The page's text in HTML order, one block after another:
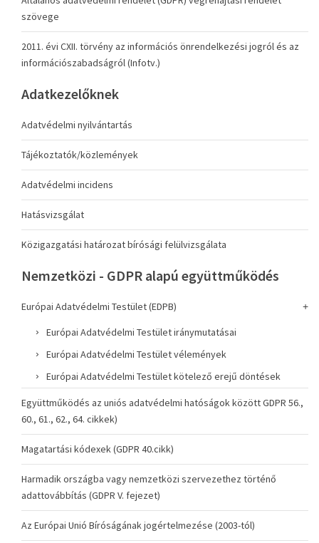
szövege
2011. évi CXII. törvény az információs önrendelkezési jogról és az
információszabadságról (Infotv.)
Adatkezelőknek
Adatvédelmi nyilvántartás
Tájékoztatók/közlemények
Adatvédelmi incidens
Hatásvizsgálat
Közigazgatási határozat bírósági felülvizsgálata
Nemzetközi - GDPR alapú együttműködés
Európai Adatvédelmi Testület (EDPB)
Európai Adatvédelmi Testület iránymutatásai
Európai Adatvédelmi Testület vélemények
Európai Adatvédelmi Testület kötelező erejű döntések
Együttműködés az uniós adatvédelmi hatóságok között GDPR 56.,
60., 61., 62., 64. cikkek)
Magatartási kódexek (GDPR 40.cikk)
Harmadik országba vagy nemzetközi szervezethez történő
adattovábbítás (GDPR V. fejezet)
Az Európai Unió Bíróságának jogértelmezése (2003-tól)